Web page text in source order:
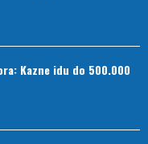
Kazne idu do 500.000